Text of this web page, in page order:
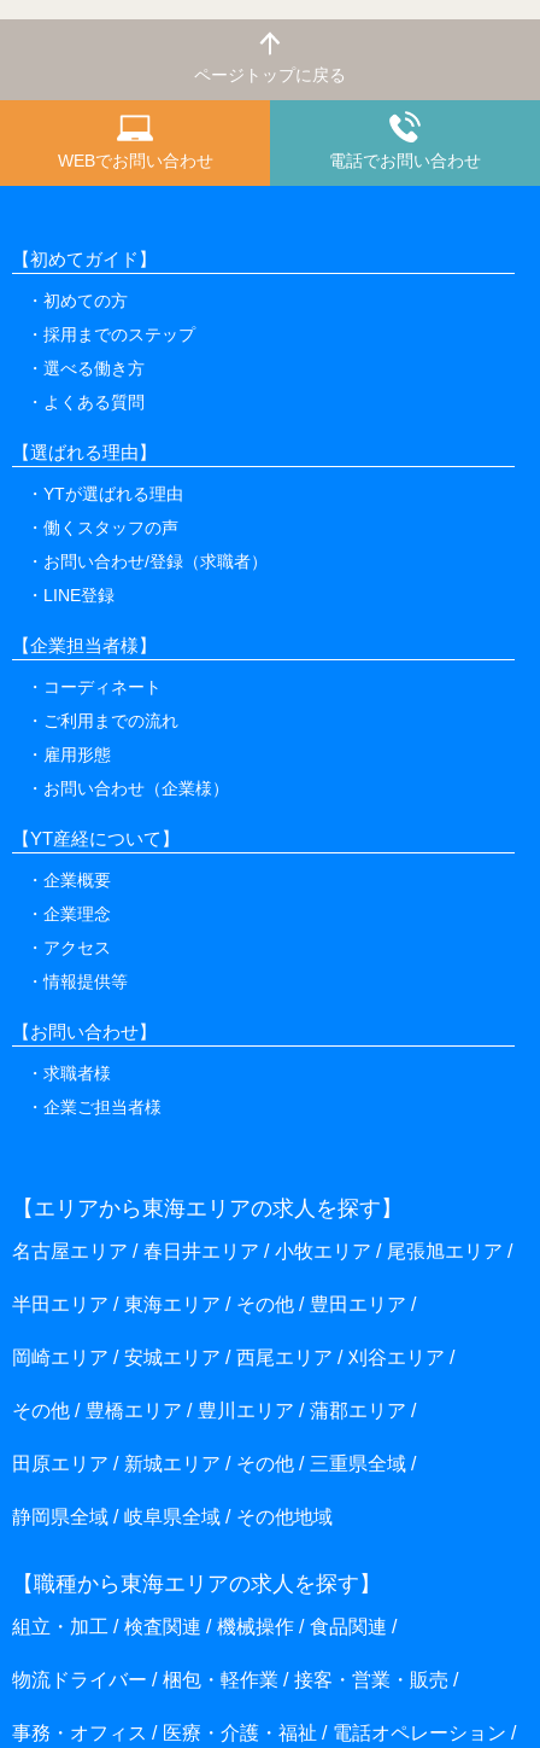
ページトップに戻る
WEBでお問い合わせ 電話でお問い合わせ
【初めてガイド】
初めての方
採用までのステップ
選べる働き方
よくある質問
【選ばれる理由】
YTが選ばれる理由
働くスタッフの声
お問い合わせ/登録（求職者）
LINE登録
【企業担当者様】
コーディネート
ご利用までの流れ
雇用形態
お問い合わせ（企業様）
【YT産経について】
企業概要
企業理念
アクセス
情報提供等
【お問い合わせ】
求職者様
企業ご担当者様
【エリアから東海エリアの求人を探す】
名古屋エリア 春日井エリア 小牧エリア 尾張旭エリア
半田エリア 東海エリア その他 豊田エリア
岡崎エリア 安城エリア 西尾エリア 刈谷エリア
その他 豊橋エリア 豊川エリア 蒲郡エリア
田原エリア 新城エリア その他 三重県全域
静岡県全域 岐阜県全域 その他地域
【職種から東海エリアの求人を探す】
組立・加工 検査関連 機械操作 食品関連
物流ドライバー 梱包・軽作業 接客・営業・販売
事務・オフィス 医療・介護・福祉 電話オペレーション